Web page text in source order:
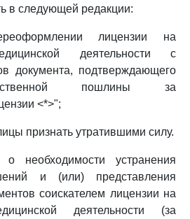
в следующей редакции:
лицензии на
деятельности с
документа, подтверждающего
пошлины за
<*>";
признать утратившими силу.
о необходимости устранения
и (или) представления
соискателем лицензии на
деятельности (за